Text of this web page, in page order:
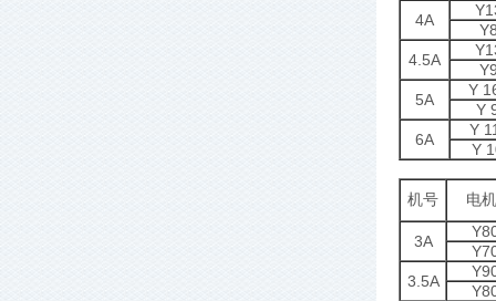
4A
4.5A
5A
Y
Y
6A
Y
Y
机号 电
3A
3.5A